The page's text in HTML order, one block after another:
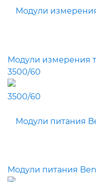
Модули измерения
3500/60
Модули питания